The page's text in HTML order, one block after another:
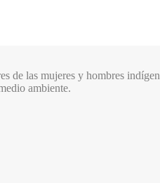
las mujeres y hombres
ambiente.